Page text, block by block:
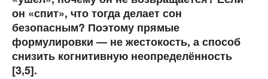
он «спит», что тогда делает сон
безопасным? Поэтому прямые
формулировки — не жестокость, а способ
снизить когнитивную неопределённость
[3,5].